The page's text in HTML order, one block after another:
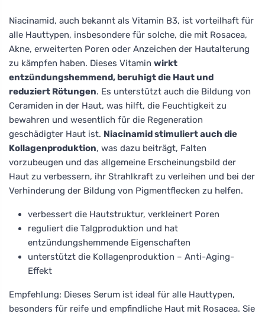
Niacinamid, auch bekannt als Vitamin B3, ist vorteilhaft für
alle Hauttypen, insbesondere für solche, die mit Rosacea,
Akne, erweiterten Poren oder Anzeichen der Hautalterung
zu kämpfen haben. Dieses Vitamin wirkt
entzündungshemmend, beruhigt die Haut und
reduziert Rötungen. Es unterstützt auch die Bildung von
Ceramiden in der Haut, was hilft, die Feuchtigkeit zu
bewahren und wesentlich für die Regeneration
geschädigter Haut ist. Niacinamid stimuliert auch die
Kollagenproduktion, was dazu beiträgt, Falten
vorzubeugen und das allgemeine Erscheinungsbild der
Haut zu verbessern, ihr Strahlkraft zu verleihen und bei der
Verhinderung der Bildung von Pigmentflecken zu helfen.
verbessert die Hautstruktur, verkleinert Poren
reguliert die Talgproduktion und hat
entzündungshemmende Eigenschaften
unterstützt die Kollagenproduktion – Anti-Aging-
Effekt
Empfehlung: Dieses Serum ist ideal für alle Hauttypen,
besonders für reife und empfindliche Haut mit Rosacea. Sie